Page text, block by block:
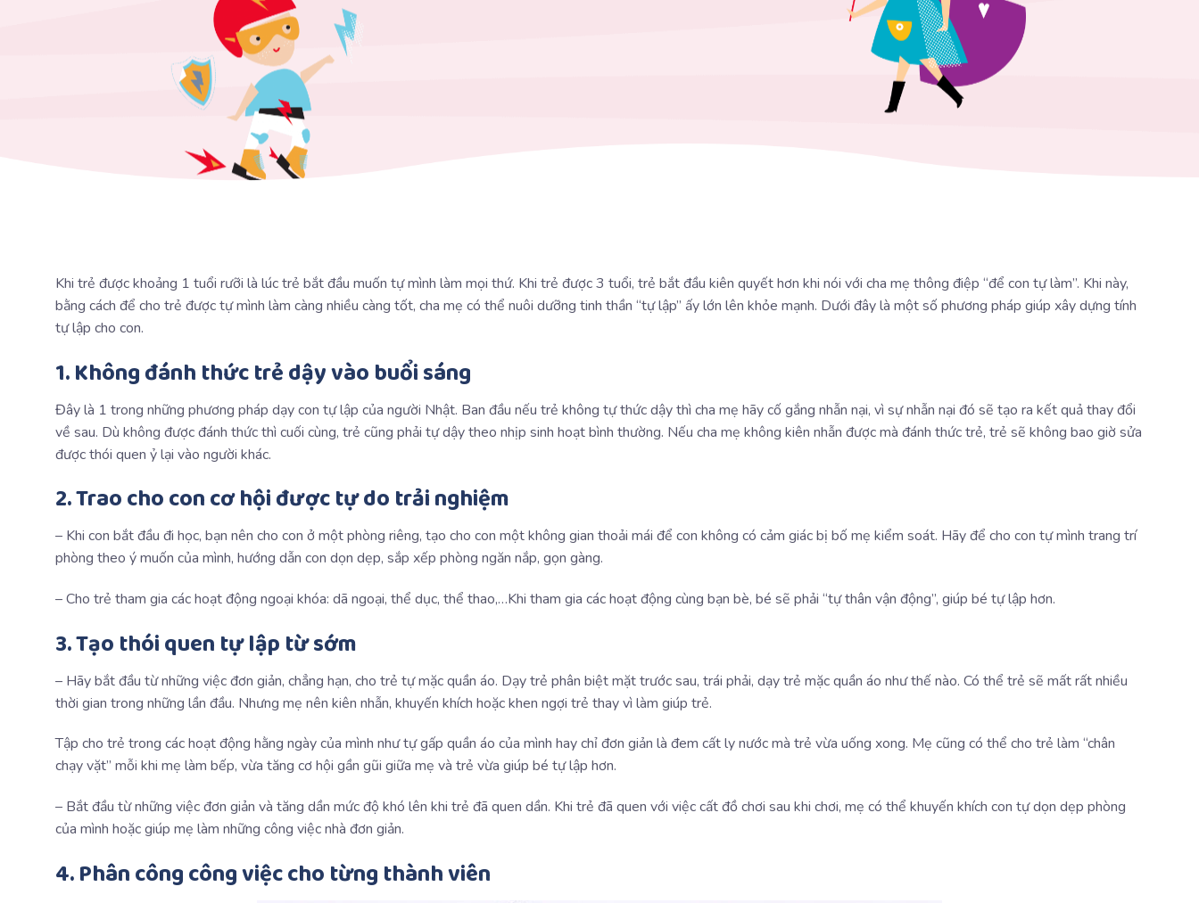
Khi trẻ được khoảng 1 tuổi rưỡi là lúc trẻ bắt đầu muốn tự mình làm mọi thứ. Khi trẻ được 3 tuổi, trẻ bắt đầu kiên quyết hơn khi nói với cha mẹ thông điệp “để con tự làm”. Khi này,
bằng cách để cho trẻ được tự mình làm càng nhiều càng tốt, cha mẹ có thể nuôi dưỡng tinh thần “tự lập” ấy lớn lên khỏe mạnh. Dưới đây là một số phương pháp giúp xây dựng tính
tự lập cho con.
1. Không đánh thức trẻ dậy vào buổi sáng
Đây là 1 trong những phương pháp dạy con tự lập của người Nhật. Ban đầu nếu trẻ không tự thức dậy thì cha mẹ hãy cố gắng nhẫn nại, vì sự nhẫn nại đó sẽ tạo ra kết quả thay đổi
về sau. Dù không được đánh thức thì cuối cùng, trẻ cũng phải tự dậy theo nhịp sinh hoạt bình thường. Nếu cha mẹ không kiên nhẫn được mà đánh thức trẻ, trẻ sẽ không bao giờ sửa
được thói quen ỷ lại vào người khác.
2. Trao cho con cơ hội được tự do trải nghiệm
– Khi con bắt đầu đi học, bạn nên cho con ở một phòng riêng, tạo cho con một không gian thoải mái để con không có cảm giác bị bố mẹ kiểm soát. Hãy để cho con tự mình trang trí
phòng theo ý muốn của mình, hướng dẫn con dọn dẹp, sắp xếp phòng ngăn nắp, gọn gàng.
– Cho trẻ tham gia các hoạt động ngoại khóa: dã ngoại, thể dục, thể thao,…Khi tham gia các hoạt động cùng bạn bè, bé sẽ phải “tự thân vận động”, giúp bé tự lập hơn.
3. Tạo thói quen tự lập từ sớm
– Hãy bắt đầu từ những việc đơn giản, chẳng hạn, cho trẻ tự mặc quần áo. Dạy trẻ phân biệt mặt trước sau, trái phải, dạy trẻ mặc quần áo như thế nào. Có thể trẻ sẽ mất rất nhiều
thời gian trong những lần đầu. Nhưng mẹ nên kiên nhẫn, khuyến khích hoặc khen ngợi trẻ thay vì làm giúp trẻ.
Tập cho trẻ trong các hoạt động hằng ngày của mình như tự gấp quần áo của mình hay chỉ đơn giản là đem cất ly nước mà trẻ vừa uống xong. Mẹ cũng có thể cho trẻ làm “chân
chạy vặt” mỗi khi mẹ làm bếp, vừa tăng cơ hội gần gũi giữa mẹ và trẻ vừa giúp bé tự lập hơn.
– Bắt đầu từ những việc đơn giản và tăng dần mức độ khó lên khi trẻ đã quen dần. Khi trẻ đã quen với việc cất đồ chơi sau khi chơi, mẹ có thể khuyến khích con tự dọn dẹp phòng
của mình hoặc giúp mẹ làm những công việc nhà đơn giản.
4. Phân công công việc cho từng thành viên